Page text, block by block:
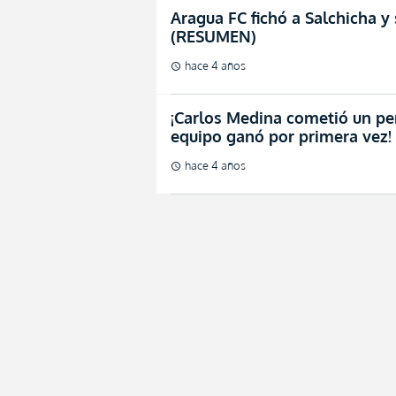
Aragua FC fichó a Salchicha
(RESUMEN)
schedule hace 4 años
¡Carlos Medina cometió un
equipo ganó por primera vez!
schedule hace 4 años